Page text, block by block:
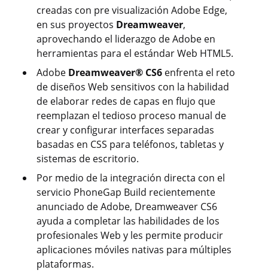
creadas con pre visualización Adobe Edge,
en sus proyectos Dreamweaver,
aprovechando el liderazgo de Adobe en
herramientas para el estándar Web HTML5.
Adobe Dreamweaver® CS6 enfrenta el reto
de diseños Web sensitivos con la habilidad
de elaborar redes de capas en flujo que
reemplazan el tedioso proceso manual de
crear y configurar interfaces separadas
basadas en CSS para teléfonos, tabletas y
sistemas de escritorio.
Por medio de la integración directa con el
servicio PhoneGap Build recientemente
anunciado de Adobe, Dreamweaver CS6
ayuda a completar las habilidades de los
profesionales Web y les permite producir
aplicaciones móviles nativas para múltiples
plataformas.